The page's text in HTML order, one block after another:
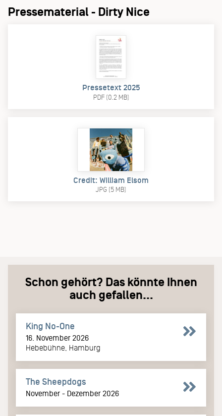
Pressematerial - Dirty Nice
Pressetext 2025
PDF (0.2 MB)
Credit: William Elsom
JPG (5 MB)
Schon gehört? Das könnte Ihnen
auch gefallen...
King No-One
16. November 2026
Hebebühne, Hamburg
The Sheepdogs
November - Dezember 2026